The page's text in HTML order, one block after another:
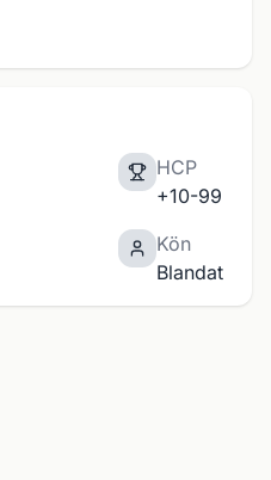
HCP
+10-99
Kön
Blandat